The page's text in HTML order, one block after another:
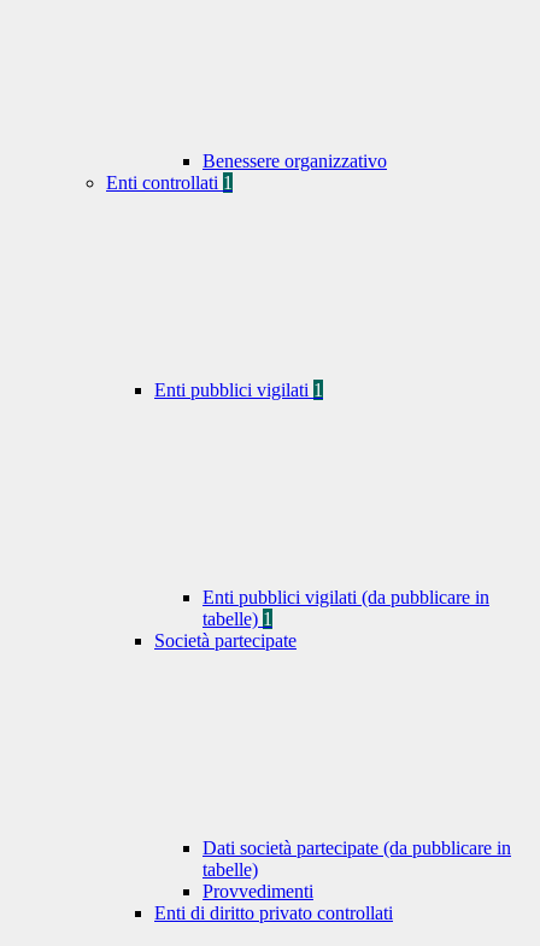
Benessere organizzativo
Enti controllati 1
Enti pubblici vigilati 1
Enti pubblici vigilati (da pubblicare in
tabelle) 1
Società partecipate
Dati società partecipate (da pubblicare in
tabelle)
Provvedimenti
Enti di diritto privato controllati